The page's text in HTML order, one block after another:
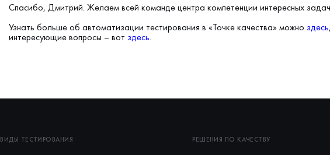
Спасибо, Дмитрий. Желаем всей команде центра компетенции интересных
Узнать больше об автоматизации тестирования в «Точке качества» можно здесь
интересующие вопросы – вот здесь.
ВИДЫ ТЕСТИРОВАНИЯ РЕШЕНИЯ ПО КАЧЕСТВУ